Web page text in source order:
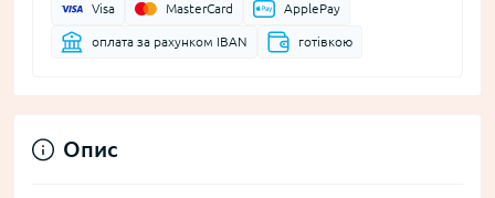
Visa MasterCard ApplePay
оплата за рахунком IBAN готівкою
Опис